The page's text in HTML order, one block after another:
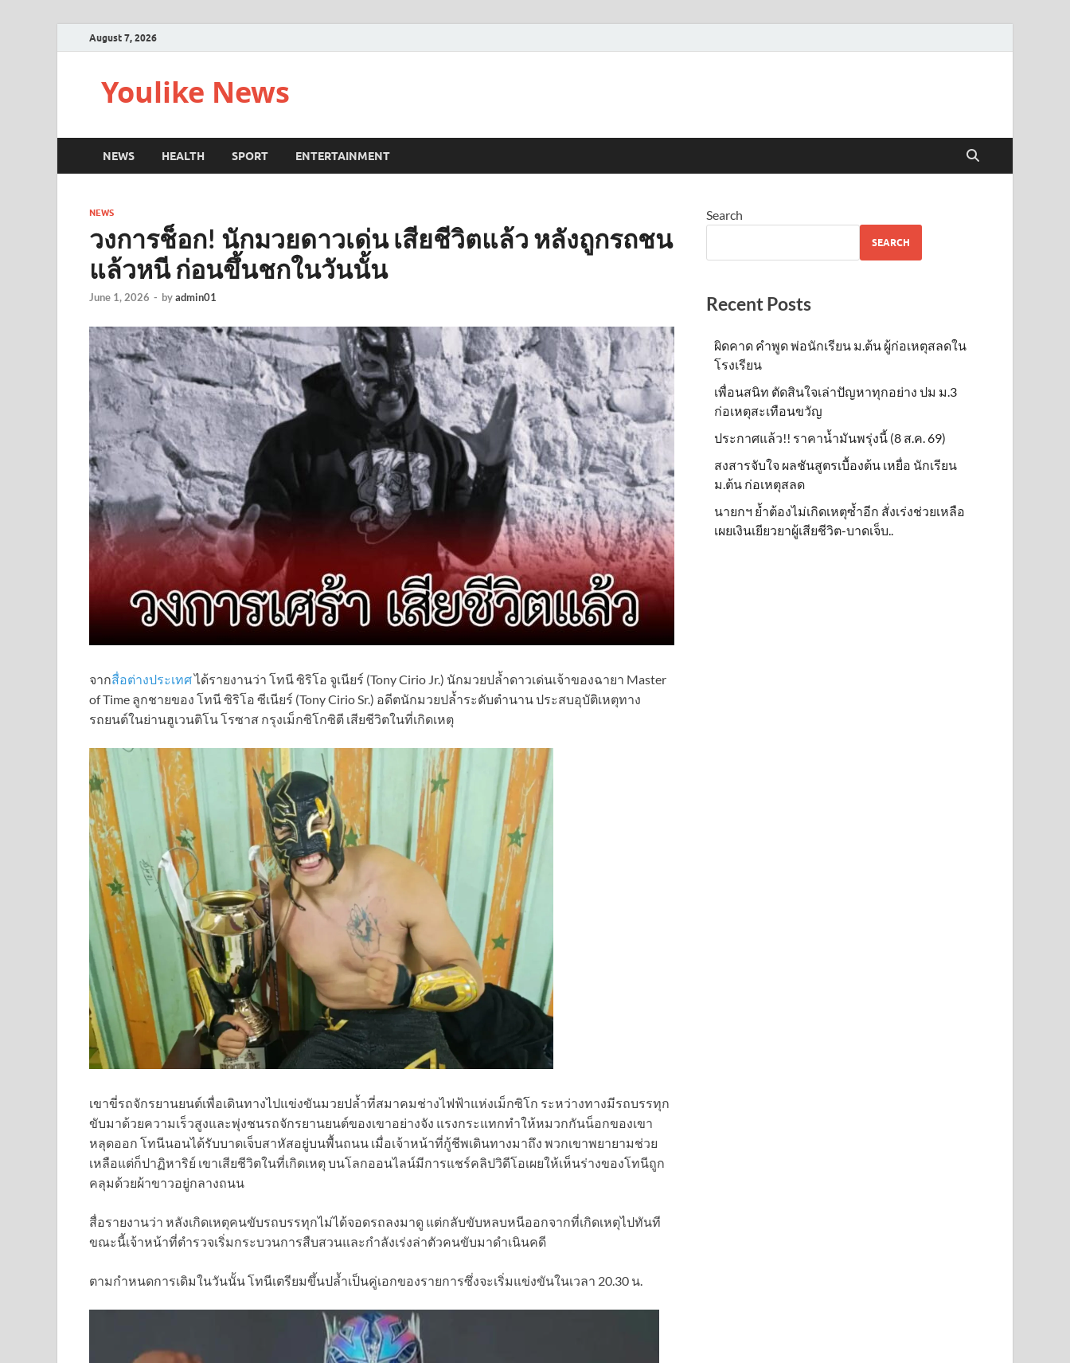
August 7, 2026
Youlike News
NEWS HEALTH SPORT ENTERTAINMENT
NEWS
วงการช็อก! นักมวยดาวเด่น เสียชีวิตแล้ว หลังถูกรถชน
แล้วหนี ก่อนขึ้นชกในวันนั้น
June 1, 2026 - byadmin01
จากสื่อต่างประเทศได้รายงานว่า โทนี ซิริโอ จูเนียร์ (Tony Cirio Jr.) นักมวยปล้ำดาวเด่นเจ้าของฉายา Master
of Time ลูกชายของ โทนี ซิริโอ ซีเนียร์ (Tony Cirio Sr.) อดีตนักมวยปล้ำระดับตำนาน ประสบอุบัติเหตุทาง
รถยนต์ในย่านฮูเวนติโน โรซาส กรุงเม็กซิโกซิตี เสียชีวิตในที่เกิดเหตุ
เขาขี่รถจักรยานยนต์เพื่อเดินทางไปแข่งขันมวยปล้ำที่สมาคมช่างไฟฟ้าแห่งเม็กซิโก ระหว่างทางมีรถบรรทุก
ขับมาด้วยความเร็วสูงและพุ่งชนรถจักรยานยนต์ของเขาอย่างจัง แรงกระแทกทำให้หมวกกันน็อกของเขา
หลุดออก โทนีนอนได้รับบาดเจ็บสาหัสอยู่บนพื้นถนน เมื่อเจ้าหน้าที่กู้ชีพเดินทางมาถึง พวกเขาพยายามช่วย
เหลือแต่ก็ปาฏิหาริย์ เขาเสียชีวิตในที่เกิดเหตุ บนโลกออนไลน์มีการแชร์คลิปวิดีโอเผยให้เห็นร่างของโทนีถูก
คลุมด้วยผ้าขาวอยู่กลางถนน
สื่อรายงานว่า หลังเกิดเหตุคนขับรถบรรทุกไม่ได้จอดรถลงมาดู แต่กลับขับหลบหนีออกจากที่เกิดเหตุไปทันที
ขณะนี้เจ้าหน้าที่ตำรวจเริ่มกระบวนการสืบสวนและกำลังเร่งล่าตัวคนขับมาดำเนินคดี
ตามกำหนดการเดิมในวันนั้น โทนีเตรียมขึ้นปล้ำเป็นคู่เอกของรายการซึ่งจะเริ่มแข่งขันในเวลา 20.30 น.
Search
SEARCH
Recent Posts
ผิดคาด คำพูด พ่อนักเรียน ม.ต้น ผู้ก่อเหตุสลดใน
โรงเรียน
เพื่อนสนิท ตัดสินใจเล่าปัญหาทุกอย่าง ปม ม.3
ก่อเหตุสะเทือนขวัญ
ประกาศแล้ว!! ราคาน้ำมันพรุ่งนี้ (8 ส.ค. 69)
สงสารจับใจ ผลชันสูตรเบื้องต้น เหยื่อ นักเรียน
ม.ต้น ก่อเหตุสลด
นายกฯ ย้ำต้องไม่เกิดเหตุซ้ำอีก สั่งเร่งช่วยเหลือ
เผยเงินเยียวยาผู้เสียชีวิต-บาดเจ็บ..